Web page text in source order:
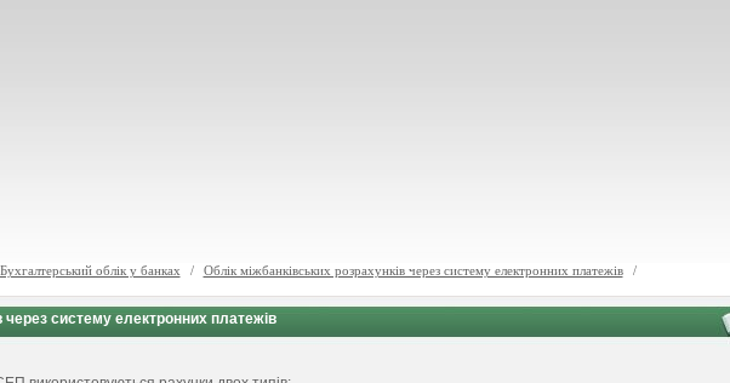
Бухгалтерський облік у банках / Облік міжбанківських розрахунків через систему електронних платежів /
через систему електронних платежів